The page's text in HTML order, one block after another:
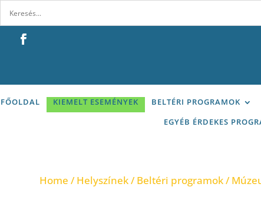
FŐOLDAL KIEMELT ESEMÉNYEK BELTÉRI PROGRAMOK
EGYÉB ÉRDEKES
Home /Helyszínek/Beltéri programok/